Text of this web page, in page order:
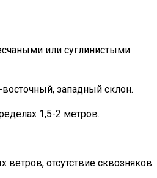
или суглинистыми
западный склон.
1,5-2 метров.
отсутствие сквозняков.